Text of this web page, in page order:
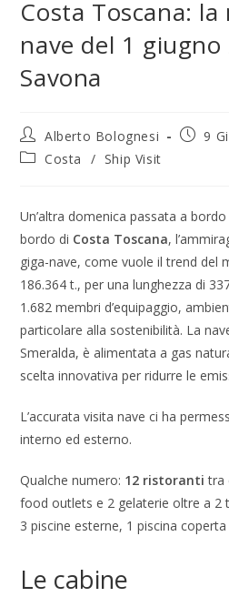
Costa Toscana:
nave del 1 giugno
Savona
Alberto Bolognesi
9
Costa
/ Ship Visit
Un’altra domenica passata a
bordo di Costa Toscana,
giga-nave, come vuole il trend del
186.364 t., per una lunghezza di
1.682 membri d’equipaggio,
particolare alla sostenibilità. La
Smeralda, è alimentata a gas
scelta innovativa per ridurre le
L’accurata visita nave ci ha
interno ed esterno.
Qualche numero: 12 ristoranti tra
food outlets e 2 gelaterie oltre a 2
3 piscine esterne, 1 piscina
Le cabine